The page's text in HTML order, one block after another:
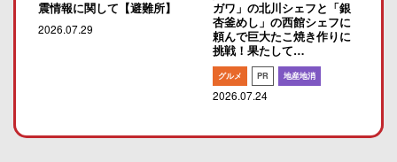
震情報に関して【避難所】
2026.07.29
ガワ」の北川シェフと「銀
杏釜めし」の西館シェフに
頼んで巨大たこ焼き作りに
挑戦！果たして…
グルメ PR 地産地消
2026.07.24